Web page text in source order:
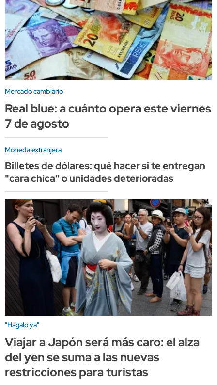
Mercado cambiario
Real blue: a cuánto opera este viernes
7 de agosto
Moneda extranjera
Billetes de dólares: qué hacer si te entregan
"cara chica" o unidades deterioradas
"Hagalo ya"
Viajar a Japón será más caro: el alza
del yen se suma a las nuevas
restricciones para turistas